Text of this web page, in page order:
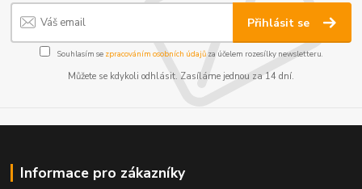
Přihlásit se
Souhlasím se zpracováním osobních údajůza účelem rozesílky newsletteru.
Můžete se kdykoli odhlásit. Zasíláme jednou za 14 dní.
Informace pro zákazníky